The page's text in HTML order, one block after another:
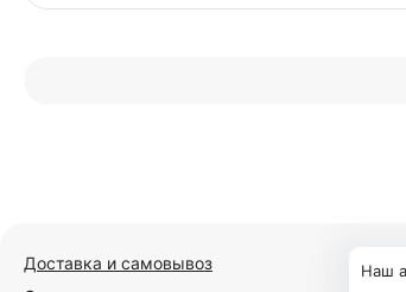
Доставка и самовывоз
Наш